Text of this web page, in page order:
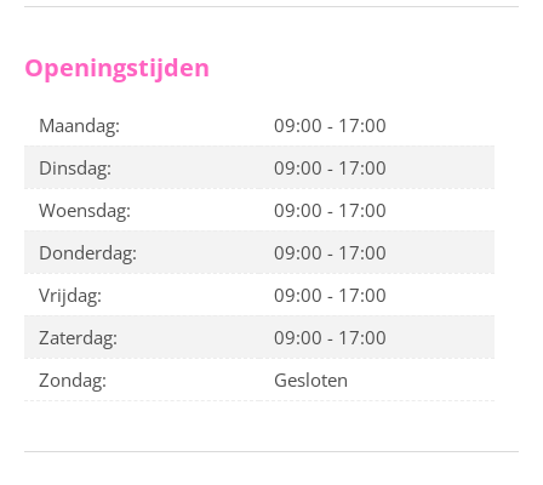
Openingstijden
Maandag:
09:00 - 17:00
Dinsdag:
09:00 - 17:00
Woensdag:
09:00 - 17:00
Donderdag:
09:00 - 17:00
Vrijdag:
09:00 - 17:00
Zaterdag:
09:00 - 17:00
Zondag:
Gesloten